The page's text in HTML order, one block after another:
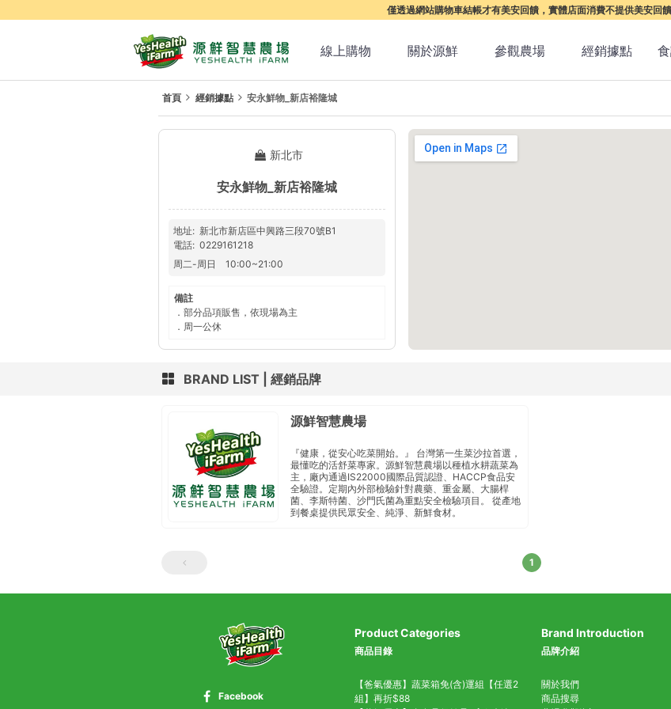
僅透過網站購物車結帳才有美安回饋，實體店面消費不提供美安回
線上購物 關於源鮮 參觀農場 經銷據點
首頁 經銷據點 安永鮮物_新店裕隆城
新北市
安永鮮物_新店裕隆城
地址
新北市新店區中興路三段70號B1
電話 0229161218
周二 -周日 10:00~21:00
備註
．部分品項販售，依現場為主
．周一公休
BRAND LIST 經銷品牌
源鮮智慧農場
『健康，從安心吃菜開始。』 台灣第一生菜沙拉首選，
最懂吃的活舒菜專家。源鮮智慧農場以種植水耕蔬菜為
主， 廠內通過IS22000國際品質認證、HACCP食品安
全驗證。定期內外部檢驗 針對農藥、重金屬、大腸桿
菌、李斯特菌、沙門氏菌 為重點安全檢驗項目 。 從產地
到餐桌 提供民眾安全、純淨、新鮮食材。
1
Facebook
Product Categories
商品目錄
【爸氣優惠】蔬菜箱免(含)運組【任選2
組】再折$88
Brand Introduction
品牌介紹
關於我們
商品搜尋